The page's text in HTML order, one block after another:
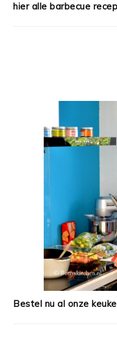
hier alle barbecue
Bestel nu al onze